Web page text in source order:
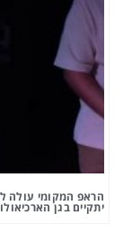
הראפ המקומי עולה
יתקיים בגן